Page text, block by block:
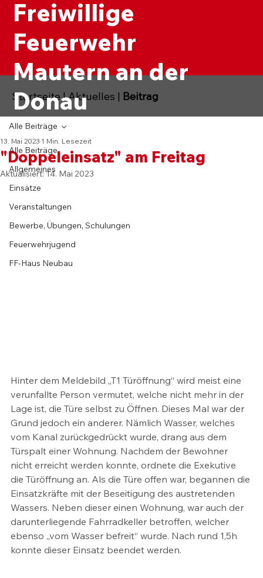
Freiwillige
Feuerwehr
Mautern an der
Donau
Alle Beiträge
Allgemeines
Einsätze
Veranstaltungen
Bewerbe, Übungen, Schulungen
Feuerwehrjugend
FF-Haus Neubau
Alle Beiträge
"Doppeleinsatz" am Freitag
13. Mai 2023 1 Min. Lesezeit
Aktualisiert:14. Mai 2023
Hinter dem Meldebild „T1 Türöffnung“ wird meist eine
verunfallte Person vermutet, welche nicht mehr in der
Lage ist, die Türe selbst zu Öffnen. Dieses Mal war der
Grund jedoch ein anderer. Nämlich Wasser, welches
vom Kanal zurückgedrückt wurde, drang aus dem
Türspalt einer Wohnung. Nachdem der Bewohner
nicht erreicht werden konnte, ordnete die Exekutive
die Türöffnung an. Als die Türe offen war, begannen die
Einsatzkräfte mit der Beseitigung des austretenden
Wassers. Neben dieser einen Wohnung, war auch der
darunterliegende Fahrradkeller betroffen, welcher
ebenso „vom Wasser befreit“ wurde. Nach rund 1,5h
konnte dieser Einsatz beendet werden.
Startseite|Aktuelles | Beitrag